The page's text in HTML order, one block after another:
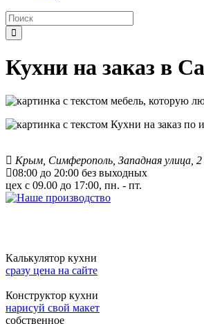
Кухни на заказ в
Крым, Симферополь, Западная улица, 2
08:00 до 20:00 без выходных
цех с 09.00 до 17:00, пн. - пт.
Калькулятор кухни
сразу цена на сайте
Конструктор кухни
нарисуй свой макет
собственное